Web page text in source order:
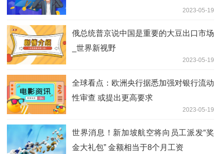
2023-05-19
俄总统普京说中国是重要的大豆出口市场
_世界新视野
2023-05-19
全球看点：欧洲央行据悉加强对银行流动
性审查 或提出更高要求
2023-05-19
世界消息！新加坡航空将向员工派发“奖
金大礼包” 金额相当于8个月工资